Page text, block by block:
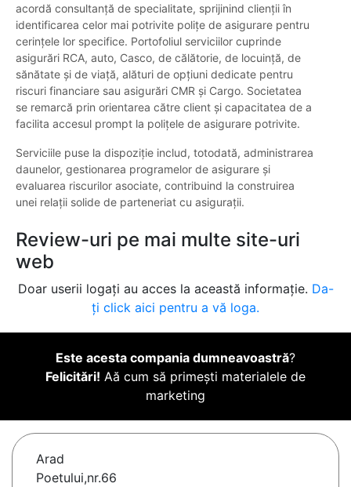
acordă consultanță de specialitate, sprijinind clienții în
identificarea celor mai potrivite polițe de asigurare pentru
cerințele lor specifice. Portofoliul serviciilor cuprinde
asigurări RCA, auto, Casco, de călătorie, de locuință, de
sănătate și de viață, alături de opțiuni dedicate pentru
riscuri financiare sau asigurări CMR și Cargo. Societatea
se remarcă prin orientarea către client și capacitatea de a
facilita accesul prompt la polițele de asigurare potrivite.
Serviciile puse la dispoziție includ, totodată, administrarea
daunelor, gestionarea programelor de asigurare și
evaluarea riscurilor asociate, contribuind la construirea
unei relații solide de parteneriat cu asigurații.
Review-uri pe mai multe site-uri
web
Doar userii logați au acces la această informație. Da-
ți click aici pentru a vă loga.
Este acesta compania dumneavoastră?
Felicitări! Aă cum să primești materialele de
marketing
Arad
Poetului,nr.66